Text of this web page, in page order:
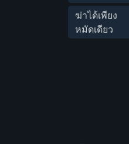
ฆ่าได้เพียง
หมัดเดียว